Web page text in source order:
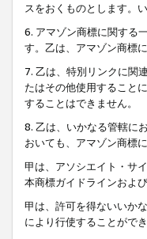
スをおくものとします。
6. アマゾン商標に関する
す。乙は、アマゾン商標
7. 乙は、特別リンクに関
たはその他使用すること
することはできません。
8. 乙は、いかなる管轄に
おいても、アマゾン商標
甲は、アソシエイト・サ
本商標ガイドラインおよ
甲は、許可を得ないいか
により行使することがで